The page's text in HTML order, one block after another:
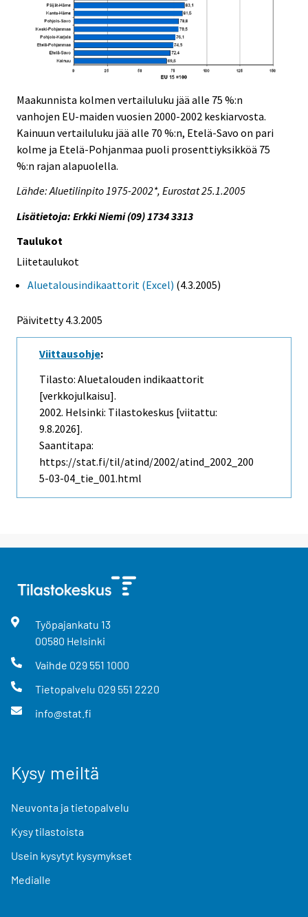
Maakunnista kolmen vertailuluku jää alle 75 %:n
vanhojen EU-maiden vuosien 2000-2002 keskiarvosta.
Kainuun vertailuluku jää alle 70 %:n, Etelä-Savo on pari
kolme ja Etelä-Pohjanmaa puoli prosenttiyksikköä 75
%:n rajan alapuolella.
Lähde: Aluetilinpito 1975-2002*, Eurostat 25.1.2005
Lisätietoja: Erkki Niemi (09) 1734 3313
Taulukot
Liitetaulukot
Aluetalousindikaattorit (Excel) (4.3.2005)
Päivitetty4.3.2005
Viittausohje:
Tilasto: Aluetalouden indikaattorit
[verkkojulkaisu].
2002. Helsinki: Tilastokeskus [viitattu:
9.8.2026].
Saantitapa:
https://stat.fi/til/atind/2002/atind_2002_200
5-03-04_tie_001.html
Työpajankatu 13
00580 Helsinki
Vaihde 029 551 1000
Tietopalvelu 029 551 2220
info@stat.fi
Kysy meiltä
Neuvonta ja tietopalvelu
Kysy tilastoista
Usein kysytyt kysymykset
Medialle